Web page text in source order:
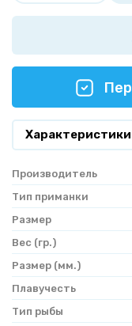
Характеристики
Производитель
Тип приманки
Размер
Вес (гр.)
Размер (мм.)
Плавучесть
Тип рыбы